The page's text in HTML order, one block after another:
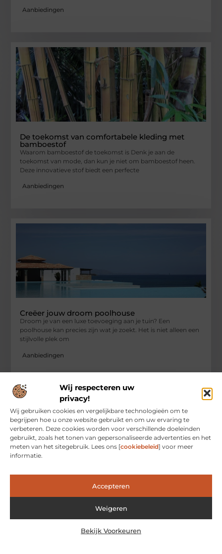
Wij respecteren uw
privacy!
Wij gebruiken cookies en vergelijkbare technologieën om te
begrijpen hoe u onze website gebruikt en om uw ervaring te
verbeteren. Deze cookies worden voor verschillende doeleinden
gebruikt, zoals het tonen van gepersonaliseerde advertenties en het
meten van het sitegebruik. Lees ons [cookiebeleid] voor meer
informatie.
Accepteren
Weigeren
Bekijk Voorkeuren
Aanbiedingen
De toekomst van comfortabele kleding met
bamboestof
Waarom bamboestof de toekomst is Denk je aan de
toekomst van mode, dan kun je niet om bamboestof heen.
Deze innovatieve stof biedt een perfecte
Aanbiedingen
Creëer jouw droom poolhouse
Droom je van een luxe toevoeging aan je tuin? Een
poolhouse kan precies zijn wat je zoekt. Het is niet alleen een
stijlvolle plek om
Aanbiedingen
Zo geniet je overal ter wereld van de beste
producten
Als je in het buitenland woont, kan het soms lastig zijn om je
favoriete producten uit Nederland of België te vinden.